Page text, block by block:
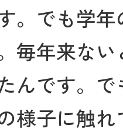
。でも学
毎年来な
んです。
様子に触